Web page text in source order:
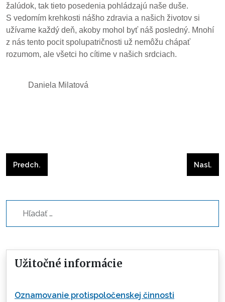
žalúdok, tak tieto posedenia pohládzajú naše duše.
S vedomím krehkosti nášho zdravia a našich životov si
užívame každý deň, akoby mohol byť náš posledný. Mnohí
z nás tento pocit spolupatričnosti už nemôžu chápať
rozumom, ale všetci ho cítime v našich srdciach.
Daniela Milatová
Predchádzajúci článok: Jablkové hody 2015
Predch. Nasl.
Užitočné informácie
Oznamovanie protispoločenskej činnosti